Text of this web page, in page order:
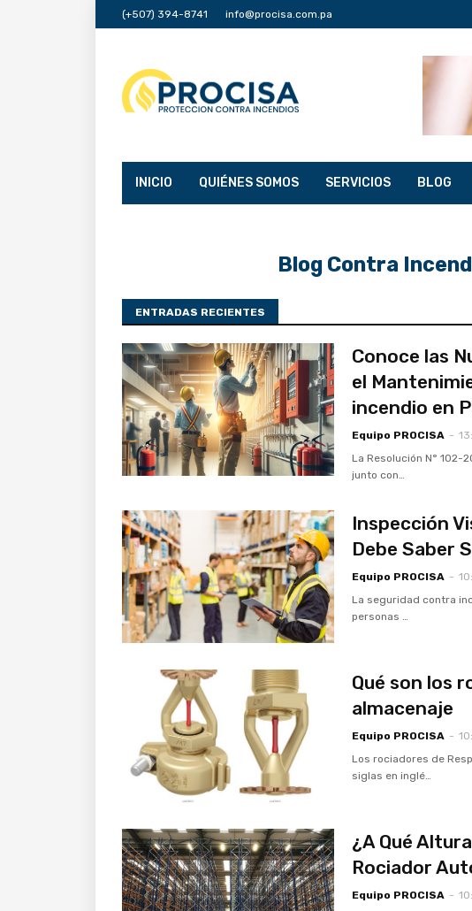
(+507) 394-8741 info@procisa.com.pa
INICIO QUIÉNES SOMOS SERVICIOS BLOG
Blog Contra
ENTRADAS RECIENTES
Conoce las
el
incendio en
Equipo PROCISA -
La Resolución N° 102-
junto con…
Inspección
Debe Saber
Equipo PROCISA -
La seguridad contra
personas …
Qué son los
almacenaje
Equipo PROCISA -
Los rociadores de
siglas en inglé…
¿A Qué
Rociador
Equipo PROCISA -